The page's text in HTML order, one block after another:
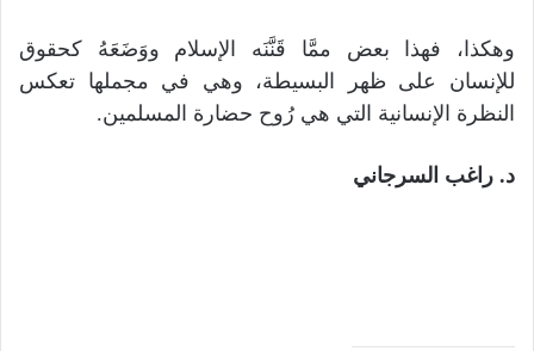
وهكذا، فهذا بعض ممَّا قَنَّنَه الإسلام ووَضَعَهُ كحقوق
للإنسان على ظهر البسيطة، وهي في مجملها تعكس
النظرة الإنسانية التي هي رُوح حضارة المسلمين.
د. راغب السرجاني